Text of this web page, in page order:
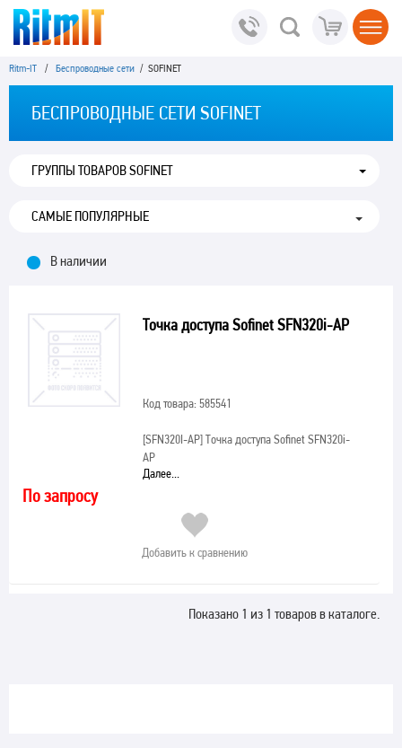
Ritm-IT / Беспроводные сети / SOFINET
БЕСПРОВОДНЫЕ СЕТИ SOFINET
ГРУППЫ ТОВАРОВ SOFINET
В наличии
Точка доступа Sofinet SFN320i-AP
Код товара: 585541
[SFN320I-AP]Точка доступа Sofinet SFN320i-
AP
Далее...
По запросу
Добавить к сравнению
Показано 1 из 1 товаров в каталоге.